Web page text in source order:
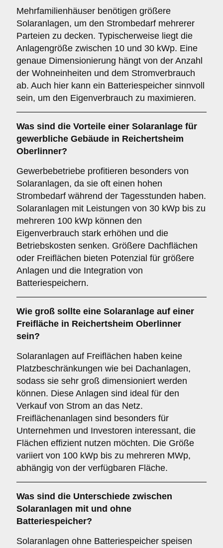
Mehrfamilienhäuser benötigen größere
Solaranlagen, um den Strombedarf mehrerer
Parteien zu decken. Typischerweise liegt die
Anlagengröße zwischen 10 und 30 kWp. Eine
genaue Dimensionierung hängt von der Anzahl
der Wohneinheiten und dem Stromverbrauch
ab. Auch hier kann ein Batteriespeicher sinnvoll
sein, um den Eigenverbrauch zu maximieren.
Was sind die Vorteile einer Solaranlage für
gewerbliche Gebäude in Reichertsheim
Oberlinner?
Gewerbebetriebe profitieren besonders von
Solaranlagen, da sie oft einen hohen
Strombedarf während der Tagesstunden haben.
Solaranlagen mit Leistungen von 30 kWp bis zu
mehreren 100 kWp können den
Eigenverbrauch stark erhöhen und die
Betriebskosten senken. Größere Dachflächen
oder Freiflächen bieten Potenzial für größere
Anlagen und die Integration von
Batteriespeichern.
Wie groß sollte eine Solaranlage auf einer
Freifläche in Reichertsheim Oberlinner
sein?
Solaranlagen auf Freiflächen haben keine
Platzbeschränkungen wie bei Dachanlagen,
sodass sie sehr groß dimensioniert werden
können. Diese Anlagen sind ideal für den
Verkauf von Strom an das Netz.
Freiflächenanlagen sind besonders für
Unternehmen und Investoren interessant, die
Flächen effizient nutzen möchten. Die Größe
variiert von 100 kWp bis zu mehreren MWp,
abhängig von der verfügbaren Fläche.
Was sind die Unterschiede zwischen
Solaranlagen mit und ohne
Batteriespeicher?
Solaranlagen ohne Batteriespeicher speisen